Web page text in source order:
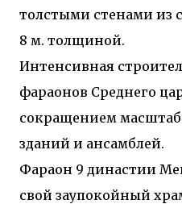
принципов
инклюзивности. Успех
победой в городском
получением престижной
застройщиков
«Jardins Secrets» — это
средиземноморский
стремились объединить
прошлом участка с
толстыми стенами из
8 м. толщиной.
Интенсивная
фараонов Среднего
сокращением
зданий и ансамблей.
Фараон 9 династии
свой заупокойный